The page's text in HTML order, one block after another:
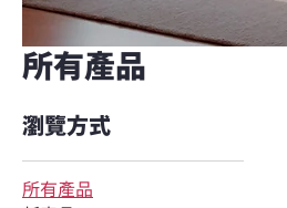
所有產品
瀏覽方式
所有產品